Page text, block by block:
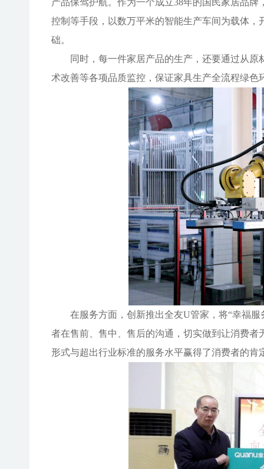
产品保驾护航。作为一个成立38年的国民家居品
控制等手段，以数万平米的智能生产车间为载体
础。
同时，每一件家居产品的生产，还要通过从
术改善等各项品质监控，保证家具生产全流程绿色
在服务方面，创新推出全友U管家，将“幸福服
者在售前、售中、售后的沟通，切实做到让消费者
形式与超出行业标准的服务水平赢得了消费者的肯